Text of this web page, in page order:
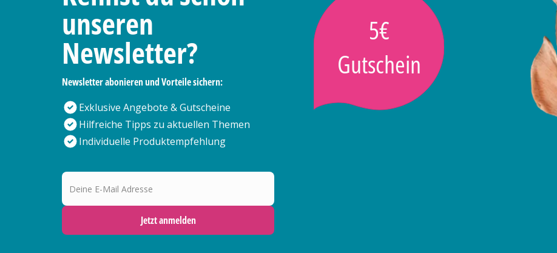
unseren
Newsletter?
Newsletter abonieren und Vorteile sichern:
Exklusive Angebote & Gutscheine
Hilfreiche Tipps zu aktuellen Themen
Individuelle Produktempfehlung
5€
Gutschein
Deine E-Mail Adresse
Jetzt anmelden